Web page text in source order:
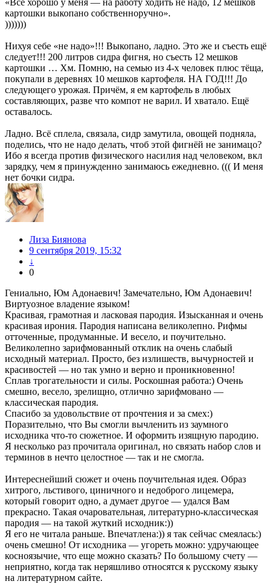
«Все хорошо у меня — на работу ходить не надо, 12 мешков
картошки выкопано собственноручно».
)))))))
Нихуя себе «не надо»!!! Выкопано, ладно. Это же и съесть ещё
следует!!! 200 литров сидра фигня, но съесть 12 мешков
картошки … Хм. Помню, на семью из 4-х человек плюс тёща,
покупали в деревнях 10 мешков картофеля. НА ГОД!!! До
следующего урожая. Причём, я ем картофель в любых
составляющих, разве что компот не варил. И хватало. Ещё
оставалось.
Ладно. Всё сплела, связала, сидр замутила, овощей подняла,
поделись, что не надо делать, чтоб этой фигнёй не занимацо?
Ибо я всегда против физического насилия над человеком, вкл
зарядку, чем я принужденно занимаюсь ежедневно. ((( И меня
нет бочки сидра.
Лиза Биянова
9 сентября 2019, 15:32
↓
0
Гениально, Юм Адонаевич! Замечательно, Юм Адонаевич!
Виртуозное владение языком!
Красивая, грамотная и ласковая пародия. Изысканная и очень
красивая ирония. Пародия написана великолепно. Рифмы
отточенные, продуманные. И весело, и поучительно.
Великолепно зарифмованный отклик на очень слабый
исходный материал. Просто, без излишеств, вычурностей и
красивостей — но так умно и верно и проникновенно!
Сплав трогательности и силы. Роскошная работа:) Очень
смешно, весело, зрелищно, отлично зарифмовано —
классическая пародия.
Спасибо за удовольствие от прочтения и за смех:)
Поразительно, что Вы смогли вычленить из заумного
исходника что-то сюжетное. И оформить изящную пародию.
Я несколько раз прочитала оригинал, но связать набор слов и
терминов в нечто целостное — так и не смогла.
Интереснейший сюжет и очень поучительная идея. Образ
хитрого, льстивого, циничного и недоброго лицемера,
который говорит одно, а думает другое — удался Вам
прекрасно. Такая очаровательная, литературно-классическая
пародия — на такой жуткий исходник:))
Я его не читала раньше. Впечатлена:)) я так сейчас смеялась:)
очень смешно! От исходника — угореть можно: удручающее
косноязычие, что еще можно сказать? По большому счету —
неприятно, когда так неряшливо относятся к русскому языку
на литературном сайте.